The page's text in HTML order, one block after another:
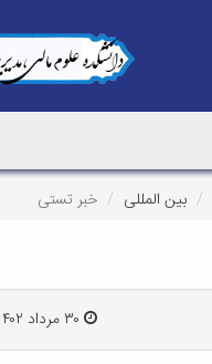
بین المللی خبر تستی